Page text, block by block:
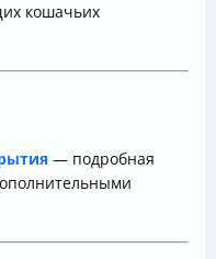
кошачьих
— подробная